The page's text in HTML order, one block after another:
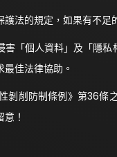
的規定，如果有不足
個人資料」及「隱私
佳法律協助。
削防制條例》第36條
！